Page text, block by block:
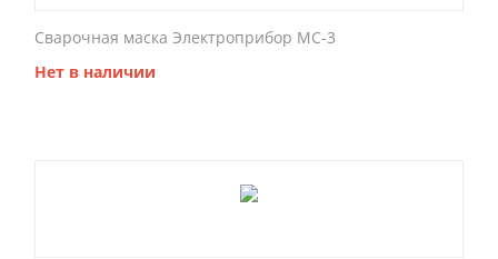
Сварочная маска Электроприбор МС-3
Нет в наличии